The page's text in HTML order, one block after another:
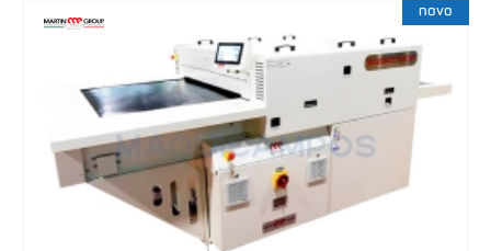
novo